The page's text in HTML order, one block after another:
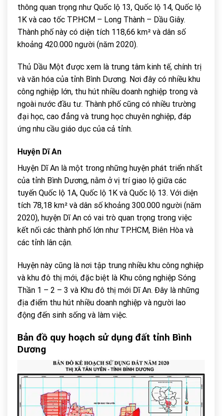
thông quan trọng như Quốc lộ 13, Quốc lộ 14, Quốc lộ
1K và cao tốc TP.HCM – Long Thành – Dầu Giây.
Thành phố này có diện tích 118,66 km² và dân số
khoảng 420.000 người (năm 2020).
Thủ Dầu Một được xem là trung tâm kinh tế, chính trị
và văn hóa của tỉnh Bình Dương. Nơi đây có nhiều khu
công nghiệp lớn, thu hút nhiều doanh nghiệp trong và
ngoài nước đầu tư. Thành phố cũng có nhiều trường
đại học, cao đẳng và trung học chuyên nghiệp, đáp
ứng nhu cầu giáo dục của cả tỉnh.
Huyện Dĩ An
Huyện Dĩ An là một trong những huyện phát triển nhất
của tỉnh Bình Dương, nằm ở vị trí giao lộ giữa các
tuyến Quốc lộ 1A, Quốc lộ 1K và Quốc lộ 13. Với diện
tích 78,18 km² và dân số khoảng 300.000 người (năm
2020), huyện Dĩ An có vai trò quan trọng trong việc
kết nối các thành phố lớn như TP.HCM, Biên Hòa và
các tỉnh lân cận.
Huyện này cũng là nơi tập trung nhiều khu công nghiệp
và khu đô thị mới, đặc biệt là Khu công nghiệp Sóng
Thần 1 – 2 – 3 và Khu đô thị mới Dĩ An. Đây là những
địa điểm thu hút nhiều doanh nghiệp và người lao
động đến sinh sống và làm việc.
Bản đồ quy hoạch sử dụng đất tỉnh Bình
Dương